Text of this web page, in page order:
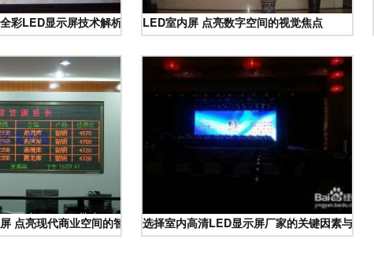
彩LED显示屏技术解析及应用指南LED室内屏 点亮数字空间的视觉焦点
点亮现代商业空间的智慧之选选择室内高清LED显示屏厂家的关键因素与行业